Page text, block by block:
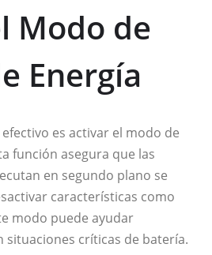
Modo de
Energía
es activar el modo de
función asegura que las
en segundo plano se
características como
modo puede ayudar
situaciones críticas de batería.